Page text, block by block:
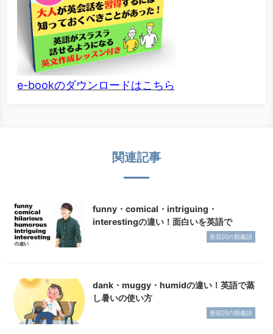
e-bookのダウンロードはこちら
関連記事
funny・comical・intriguing・
interestingの違い！面白いを英語で
形容詞の類義語
dank・muggy・humidの違い！英語で蒸
し暑いの使い方
形容詞の類義語